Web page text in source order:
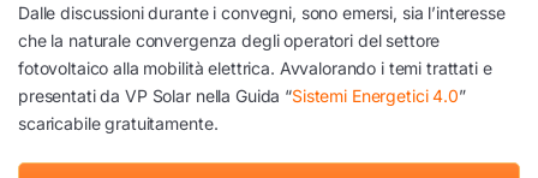
Dalle discussioni durante i convegni, sono emersi, sia l’interesse
che la naturale convergenza degli operatori del settore
fotovoltaico alla mobilità elettrica. Avvalorando i temi trattati e
presentati da VP Solar nella Guida “Sistemi Energetici 4.0”
scaricabile gratuitamente.